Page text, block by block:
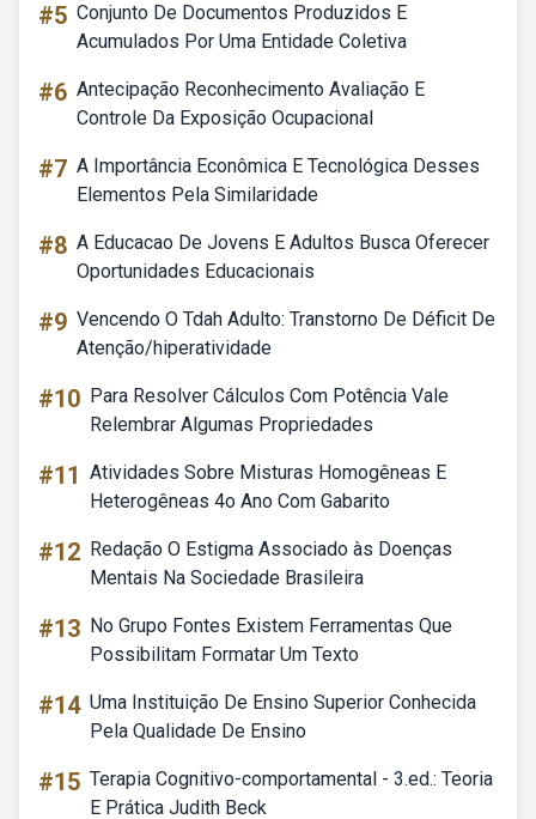
#5 Conjunto De Documentos Produzidos E
Acumulados Por Uma Entidade Coletiva
#6 Antecipação Reconhecimento Avaliação E
Controle Da Exposição Ocupacional
#7 A Importância Econômica E Tecnológica Desses
Elementos Pela Similaridade
#8 A Educacao De Jovens E Adultos Busca Oferecer
Oportunidades Educacionais
#9 Vencendo O Tdah Adulto: Transtorno De Déficit De
Atenção/hiperatividade
#10 Para Resolver Cálculos Com Potência Vale
Relembrar Algumas Propriedades
#11 Atividades Sobre Misturas Homogêneas E
Heterogêneas 4o Ano Com Gabarito
#12 Redação O Estigma Associado às Doenças
Mentais Na Sociedade Brasileira
#13 No Grupo Fontes Existem Ferramentas Que
Possibilitam Formatar Um Texto
#14 Uma Instituição De Ensino Superior Conhecida
Pela Qualidade De Ensino
#15 Terapia Cognitivo-comportamental - 3.ed.: Teoria
E Prática Judith Beck